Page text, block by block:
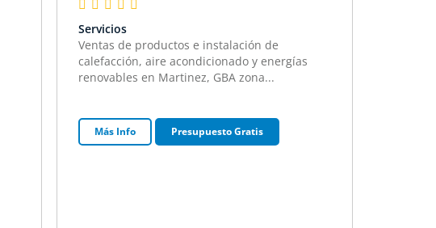
Servicios
Ventas de productos e instalación de
calefacción, aire acondicionado y energí­as
renovables en Martinez, GBA zona...
Más Info Presupuesto Gratis